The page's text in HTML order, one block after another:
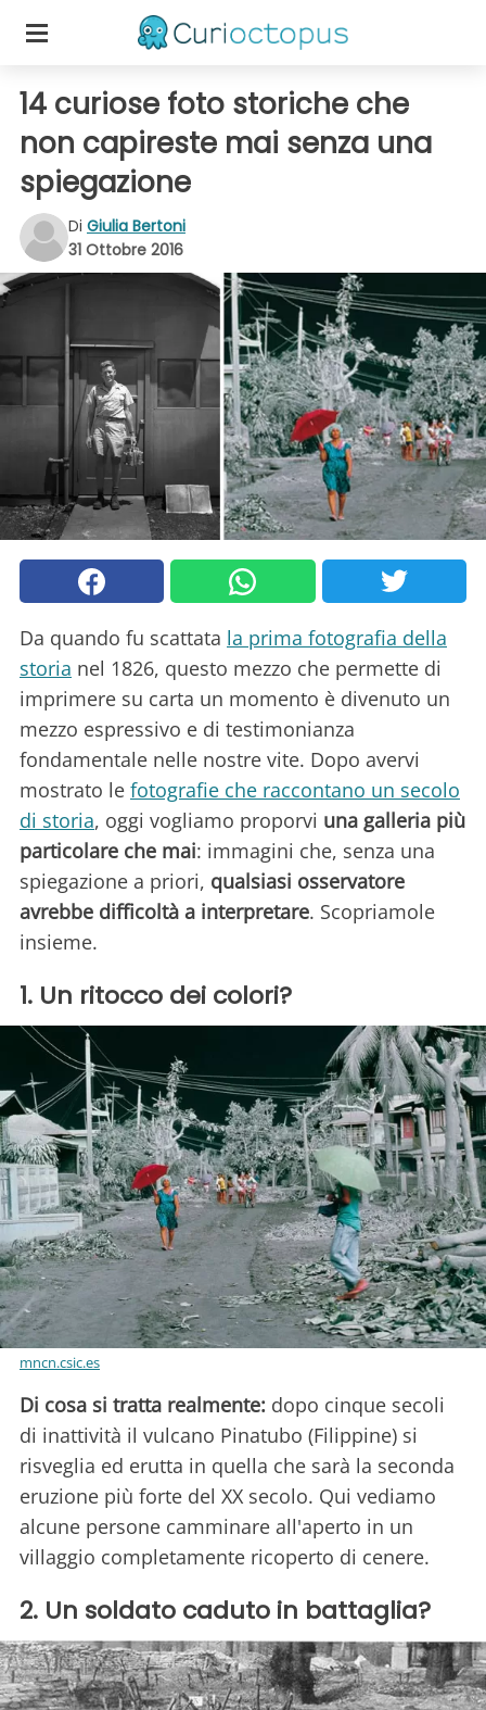
14 curiose foto storiche che
non capireste mai senza una
spiegazione
Di Giulia Bertoni
31 Ottobre 2016
Da quando fu scattata la prima fotografia della
storia nel 1826, questo mezzo che permette di
imprimere su carta un momento è divenuto un
mezzo espressivo e di testimonianza
fondamentale nelle nostre vite. Dopo avervi
mostrato le fotografie che raccontano un secolo
di storia, oggi vogliamo proporvi una galleria più
particolare che mai: immagini che, senza una
spiegazione a priori, qualsiasi osservatore
avrebbe difficoltà a interpretare. Scopriamole
insieme.
1. Un ritocco dei colori?
mncn.csic.es
Di cosa si tratta realmente: dopo cinque secoli
di inattività il vulcano Pinatubo (Filippine) si
risveglia ed erutta in quella che sarà la seconda
eruzione più forte del XX secolo. Qui vediamo
alcune persone camminare all'aperto in un
villaggio completamente ricoperto di cenere.
2. Un soldato caduto in battaglia?